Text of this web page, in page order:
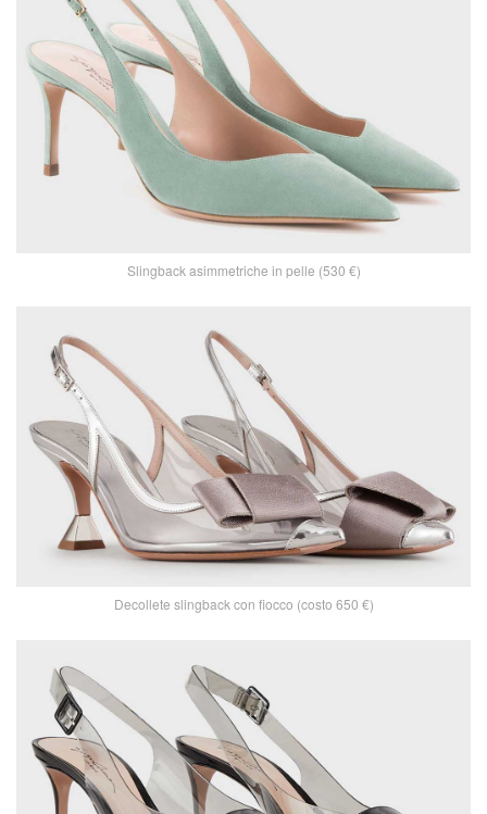
Slingback asimmetriche in pelle (530 €)
Decollete slingback con fiocco (costo 650 €)